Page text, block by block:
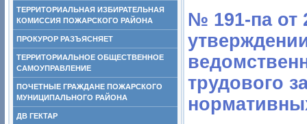
ТЕРРИТОРИАЛЬНАЯ ИЗБИРАТЕЛЬНАЯ
КОМИССИЯ ПОЖАРСКОГО РАЙОНА
ПРОКУРОР РАЗЪЯСНЯЕТ
ТЕРРИТОРИАЛЬНОЕ ОБЩЕСТВЕННОЕ
САМОУПРАВЛЕНИЕ
ПОЧЕТНЫЕ ГРАЖДАНЕ ПОЖАРСКОГО
МУНИЦИПАЛЬНОГО РАЙОНА
ДВ ГЕКТАР
№ 191-па от
трудового